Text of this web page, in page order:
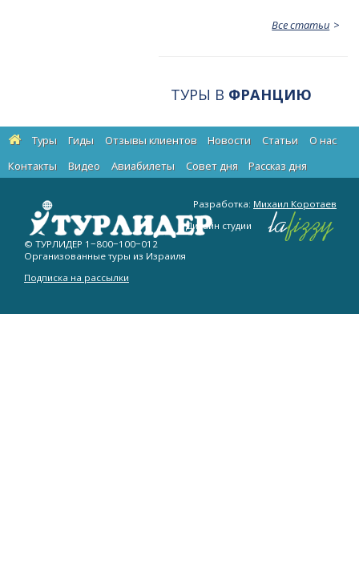
Все статьи
ТУРЫ В ФРАНЦИЮ
Туры Гиды Отзывы клиентов Новости Статьи
О нас
Контакты
Видео Авиабилеты Cовет дня Рассказ дня
© ТУРЛИДЕР 1−800−100−012
Организованные туры из Израиля
Подписка на рассылки
Разработка: Михаил Коротаев
Дизайн студии